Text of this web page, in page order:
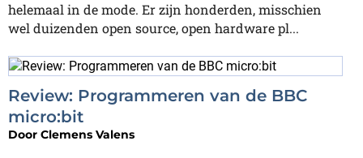
helemaal in de mode. Er zijn honderden, misschien
wel duizenden open source, open hardware pl...
Review: Programmeren van de BBC
micro:bit
Door Clemens Valens